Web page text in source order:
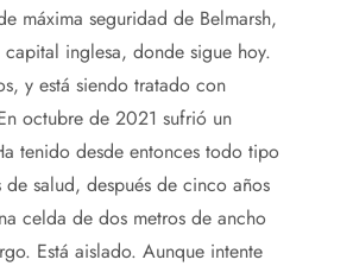
máxima seguridad de Belmarsh,
inglesa, donde sigue hoy.
y está siendo tratado con
octubre de 2021 sufrió un
tenido desde entonces todo tipo
salud, después de cinco años
celda de dos metros de ancho
Está aislado. Aunque intente